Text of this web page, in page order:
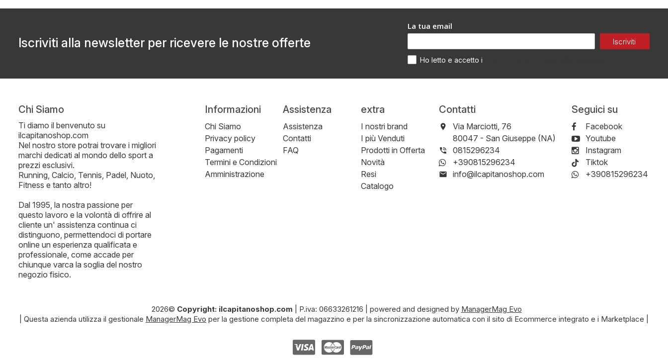
Iscriviti alla newsletter per ricevere le nostre offerte
La tua email
Iscriviti
Ho letto e accetto i
Chi Siamo
Ti diamo il benvenuto su
ilcapitanoshop.com
Nel nostro store potrai trovare i migliori
marchi dedicati al mondo dello sport a
prezzi esclusivi.
Running, Calcio, Tennis, Padel, Nuoto,
Fitness e tanto altro!
Dal 1995, la nostra passione per
questo lavoro e la volontà di offrire al
cliente un' assistenza continua ci
distinguono, permettendoci di portare
online un esperienza qualificata e
professionale, come accade per
chiunque varca la soglia del nostro
negozio fisico.
Informazioni
Chi Siamo
Privacy policy
Pagamenti
Termini e Condizioni
Amministrazione
Assistenza
Assistenza
Contatti
FAQ
extra
I nostri brand
I più Venduti
Prodotti in Offerta
Novità
Resi
Catalogo
Contatti
Via Marciotti, 76
-
80047 - San Giuseppe (NA)
0815296234
+390815296234
info@ilcapitanoshop.com
Seguici su
Facebook
Youtube
Instagram
Tiktok
+390815296234
2026© Copyright: ilcapitanoshop.com P.iva: 06633261216 powered and designed by ManagerMag Evo
| Questa azienda utilizza il gestionale ManagerMag Evo per la gestione completa del magazzino e per la sincronizzazione automatica con il sito di Ecommerce integrato e i Marketplace |